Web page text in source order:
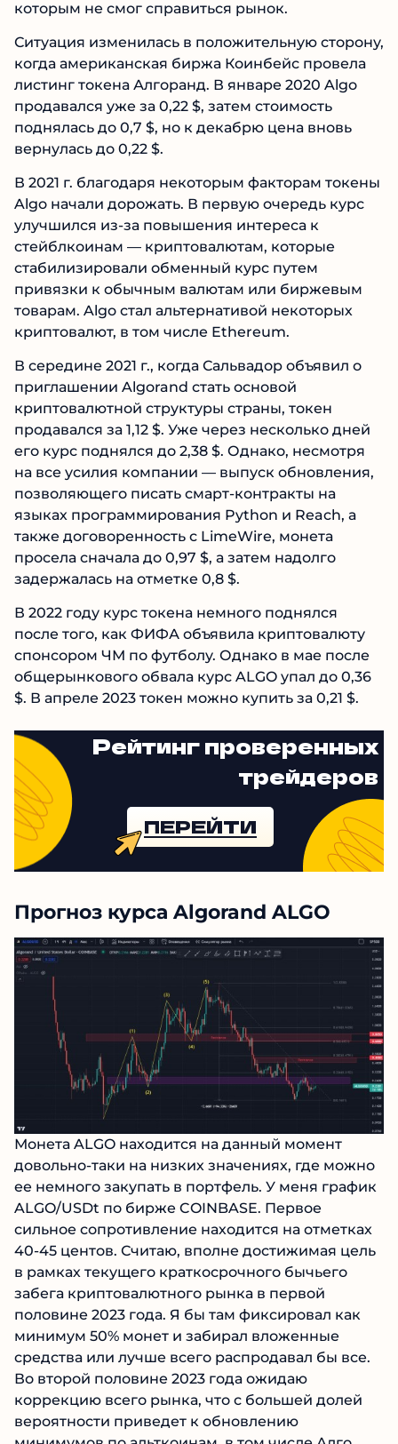
которым не смог справиться рынок.
Ситуация изменилась в положительную сторону,
когда американская биржа Коинбейс провела
листинг токена Алгоранд. В январе 2020 Algo
продавался уже за 0,22 $, затем стоимость
поднялась до 0,7 $, но к декабрю цена вновь
вернулась до 0,22 $.
В 2021 г. благодаря некоторым факторам токены
Algo начали дорожать. В первую очередь курс
улучшился из-за повышения интереса к
стейблкоинам — криптовалютам, которые
стабилизировали обменный курс путем
привязки к обычным валютам или биржевым
товарам. Algo стал альтернативой некоторых
криптовалют, в том числе Ethereum.
В середине 2021 г., когда Сальвадор объявил о
приглашении Algorand стать основой
криптовалютной структуры страны, токен
продавался за 1,12 $. Уже через несколько дней
его курс поднялся до 2,38 $. Однако, несмотря
на все усилия компании — выпуск обновления,
позволяющего писать смарт-контракты на
языках программирования Python и Reach, а
также договоренность с LimeWire, монета
просела сначала до 0,97 $, а затем надолго
задержалась на отметке 0,8 $.
В 2022 году курс токена немного поднялся
после того, как ФИФА объявила криптовалюту
спонсором ЧМ по футболу. Однако в мае после
общерынкового обвала курс ALGO упал до 0,36
$. В апреле 2023 токен можно купить за 0,21 $.
Рейтинг проверенных
трейдеров
ПЕРЕЙТИ
Прогноз курса Algorand ALGO
Монета ALGO находится на данный момент
довольно-таки на низких значениях, где можно
ее немного закупать в портфель. У меня график
ALGO/USDt по бирже COINBASE. Первое
сильное сопротивление находится на отметках
40-45 центов. Считаю, вполне достижимая цель
в рамках текущего краткосрочного бычьего
забега криптовалютного рынка в первой
половине 2023 года. Я бы там фиксировал как
минимум 50% монет и забирал вложенные
средства или лучше всего распродавал бы все.
Во второй половине 2023 года ожидаю
коррекцию всего рынка, что с большей долей
вероятности приведет к обновлению